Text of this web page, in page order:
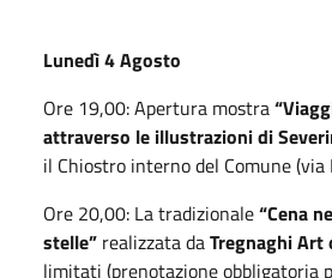
Lunedì 4 Agosto
Ore 19,00: Apertura mostra
attraverso le illustrazioni di
il Chiostro interno del Comune (via
Ore 20,00: La tradizionale“Cena
stelle” realizzata daTregnaghi Art
limitati (prenotazione obbligatoria